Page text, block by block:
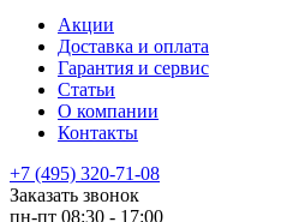
Акции
Доставка и оплата
Гарантия и сервис
Статьи
О компании
Контакты
+7 (495) 320-71-08
Заказать звонок
пн-пт 08:30 - 17:00